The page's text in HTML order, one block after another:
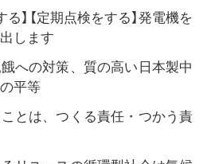
る】【定期点検をする】発電機を
します
への対策、質の高い日本製中
平等
とは、つくる責任・つかう責